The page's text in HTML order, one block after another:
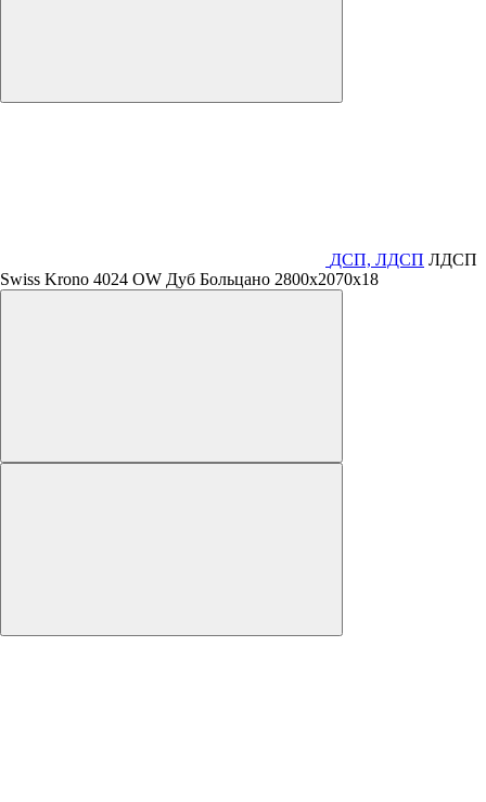
ДСП, ЛДСП ЛДСП
Swiss Krono 4024 OW Дуб Больцано 2800х2070х18